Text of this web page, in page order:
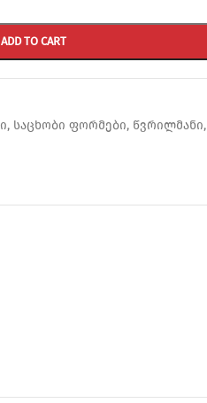
ADD TO CART
, საცხობი ფორმები, წვრილმანი,